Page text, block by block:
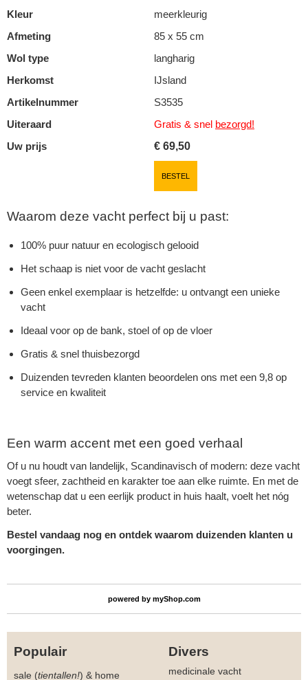
Kleur
meerkleurig
Afmeting
85 x 55 cm
Wol type
langharig
Herkomst
IJsland
Artikelnummer
S3535
Uiteraard
Gratis & snel bezorgd!
Uw prijs
€ 69,50
BESTEL
Waarom deze vacht perfect bij u past:
100% puur natuur en ecologisch gelooid
Het schaap is niet voor de vacht geslacht
Geen enkel exemplaar is hetzelfde: u ontvangt een unieke
vacht
Ideaal voor op de bank, stoel of op de vloer
Gratis & snel thuisbezorgd
Duizenden tevreden klanten beoordelen ons met een 9,8 op
service en kwaliteit
Een warm accent met een goed verhaal
Of u nu houdt van landelijk, Scandinavisch of modern: deze vacht
voegt sfeer, zachtheid en karakter toe aan elke ruimte. En met de
wetenschap dat u een eerlijk product in huis haalt, voelt het nóg
beter.
Bestel vandaag nog en ontdek waarom duizenden klanten u
voorgingen.
powered by myShop.com
Populair Divers
sale (tientallen!) & home medicinale vacht